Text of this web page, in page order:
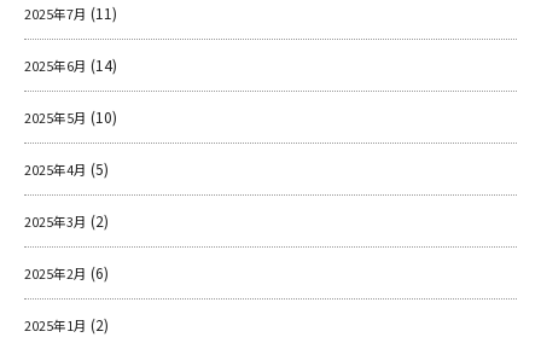
2025年7月 (11)
2025年6月 (14)
2025年5月 (10)
2025年4月 (5)
2025年3月 (2)
2025年2月 (6)
2025年1月 (2)